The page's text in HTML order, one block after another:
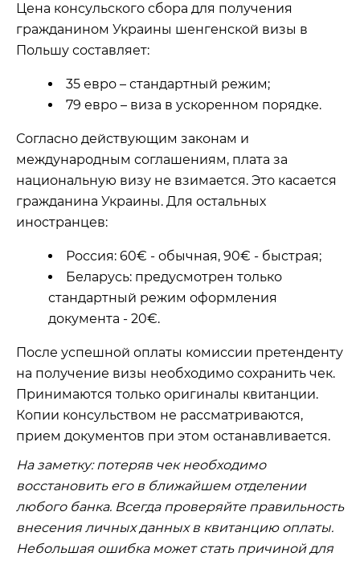
Цена консульского сбора для получения
гражданином Украины шенгенской визы в
Польшу составляет:
35 евро – стандартный режим;
79 евро – виза в ускоренном порядке.
Согласно действующим законам и
международным соглашениям, плата за
национальную визу не взимается. Это касается
гражданина Украины. Для остальных
иностранцев:
Россия: 60€ - обычная, 90€ - быстрая;
Беларусь: предусмотрен только
стандартный режим оформления
документа - 20€.
После успешной оплаты комиссии претенденту
на получение визы необходимо сохранить чек.
Принимаются только оригиналы квитанции.
Копии консульством не рассматриваются,
прием документов при этом останавливается.
На заметку: потеряв чек необходимо
восстановить его в ближайшем отделении
любого банка. Всегда проверяйте правильность
внесения личных данных в квитанцию оплаты.
Небольшая ошибка может стать причиной для